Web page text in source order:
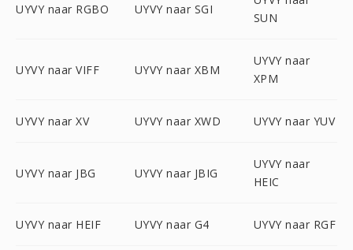
UYVY naar RGBO UYVY naar SGI
SUN
UYVY naar VIFF UYVY naar XBM
UYVY naar
XPM
UYVY naar XV UYVY naar XWD UYVY naar YUV
UYVY naar JBG UYVY naar JBIG
UYVY naar
HEIC
UYVY naar HEIF UYVY naar G4 UYVY naar RGF